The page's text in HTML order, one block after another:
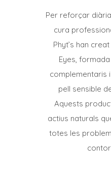
Per reforçar
cura
Phyt’s han
Eyes,
complementaris
pell sensible
Aquests
actius naturals
totes les